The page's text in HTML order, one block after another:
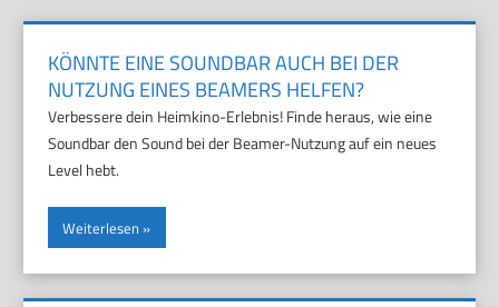
KÖNNTE EINE SOUNDBAR AUCH BEI DER
NUTZUNG EINES BEAMERS HELFEN?
Verbessere dein Heimkino-Erlebnis! Finde heraus, wie eine
Soundbar den Sound bei der Beamer-Nutzung auf ein neues
Level hebt.
Weiterlesen